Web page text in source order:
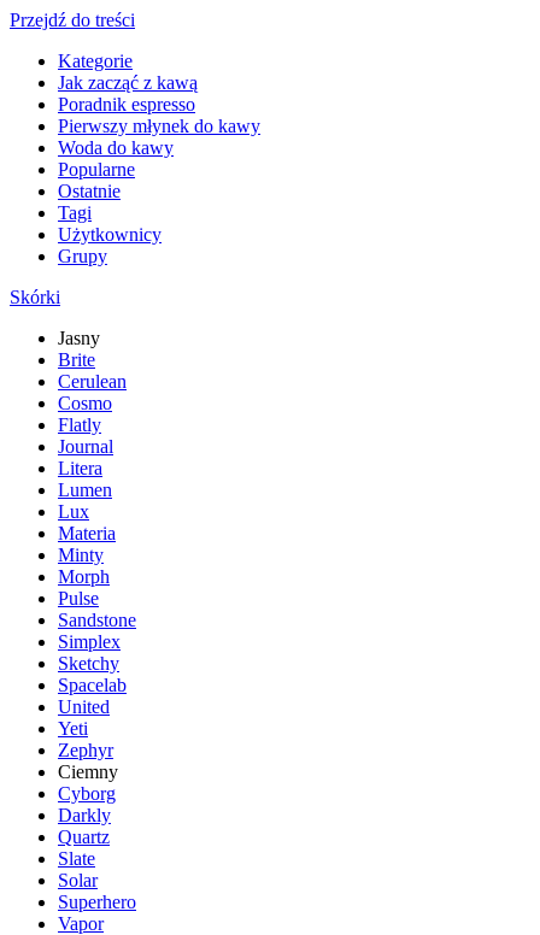
Przejdź do treści
Kategorie
Jak zacząć z kawą
Poradnik espresso
Pierwszy młynek do kawy
Woda do kawy
Popularne
Ostatnie
Tagi
Użytkownicy
Grupy
Skórki
Jasny
Brite
Cerulean
Cosmo
Flatly
Journal
Litera
Lumen
Lux
Materia
Minty
Morph
Pulse
Sandstone
Simplex
Sketchy
Spacelab
United
Yeti
Zephyr
Ciemny
Cyborg
Darkly
Quartz
Slate
Solar
Superhero
Vapor